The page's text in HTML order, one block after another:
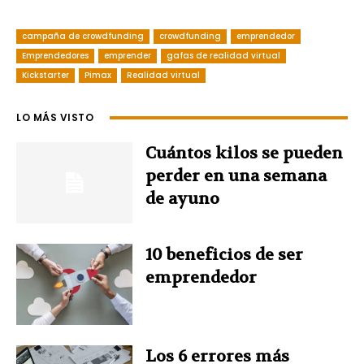
c
e
b
n
t
t
n
e
d
I
i
t
e
r
a
s
A
p
campaña de crowdfunding crowdfunding
emprendedor
Emprendedores
emprender
gafas de realidad virtual
Kickstarter
Pimax Realidad virtual
LO MÁS VISTO
Cuántos kilos se pueden
perder en una semana
de ayuno
10 beneficios de ser
emprendedor
Los 6 errores más